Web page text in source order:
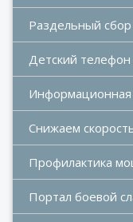
Раздельный
Детский
Информационная
Снижаем
Профилактика
Портал боевой